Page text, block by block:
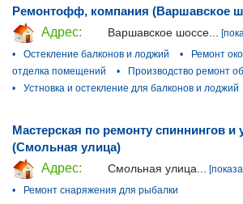
Ремонтофф, компания (Варшавское
Адрес:
Варшавское шоссе...
•
Остекление балконов и лоджий • Ремонт
отделка помещений
•
Производство ремонт
•
Устновка и остекление для балконов и лоджий
Мастерская по ремонту спиннингов и
(Смольная улица)
Адрес:
Смольная улица...
•
Ремонт снаряжения для рыбалки